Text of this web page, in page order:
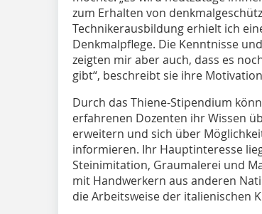
zum Erhalten von
Technikerausbildung erhielt ich
Denkmalpflege. Die Kenntnisse
zeigten mir aber auch, dass es
gibt“, beschreibt sie ihre
Durch das Thiene-Stipendium
erfahrenen Dozenten ihr Wissen
erweitern und sich über
informieren. Ihr Hauptinteresse
Steinimitation, Graumalerei und
mit Handwerkern aus anderen
die Arbeitsweise der italienischen